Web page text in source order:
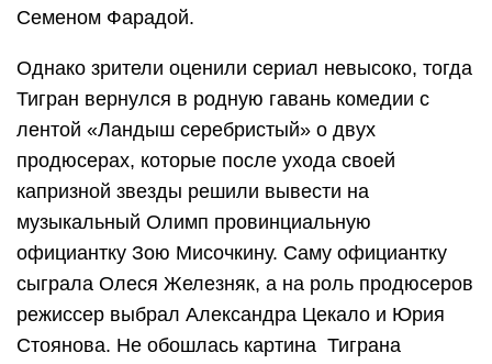
Семеном Фарадой.
Однако зрители оценили сериал невысоко, тогда
Тигран вернулся в родную гавань комедии с
лентой «Ландыш серебристый» о двух
продюсерах, которые после ухода своей
капризной звезды решили вывести на
музыкальный Олимп провинциальную
официантку Зою Мисочкину. Саму официантку
сыграла Олеся Железняк, а на роль продюсеров
режиссер выбрал Александра Цекало и Юрия
Стоянова. Не обошлась картина Тиграна